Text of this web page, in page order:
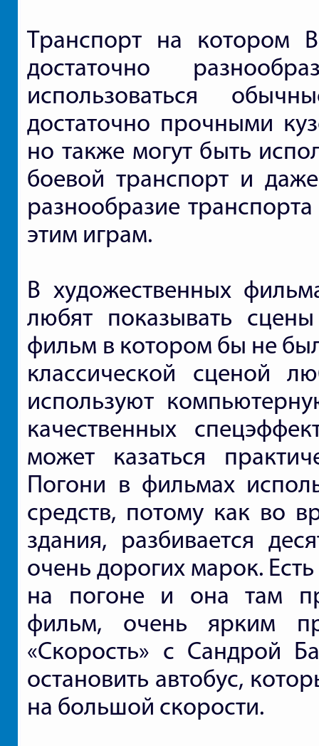
Транспорт на котором
достаточно
использоваться
достаточно прочными
но также могут быть
боевой транспорт и
разнообразие
этим играм.
В художественных
любят показывать
фильм в котором бы не
классической сценой
используют
качественных
может казаться
Погони в фильмах
средств, потому как во
здания, разбивается
очень дорогих марок.
на погоне и она там
фильм, очень ярким
«Скорость» с Сандрой
остановить автобус,
на большой скорости.